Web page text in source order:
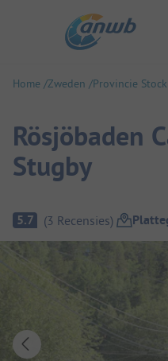
Home Zweden Provincie
Rösjöbaden
Stugby
Camping
5.7 (3 Recensies)